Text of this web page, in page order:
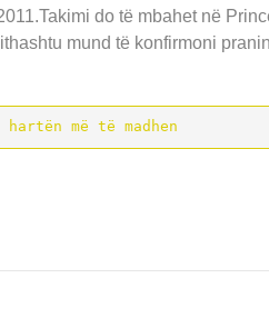
do të mbahet në
mund të konfirmoni
më të madhen